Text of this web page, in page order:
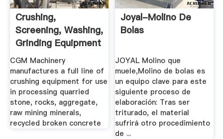
Crushing,
Screening, Washing,
Grinding Equipment
.
CGM Machinery
manufactures a full line of
crushing equipment for use
in processing quarried
stone, rocks, aggregate,
raw mining minerals,
recycled broken concrete
Joyal-Molino De
Bolas
JOYAL Molino que
muele,Molino de bolas es
un equipo clave para este
siguiente proceso de
elaboración: Tras ser
triturado, el material
sufrirá otro procedimiento
de ...